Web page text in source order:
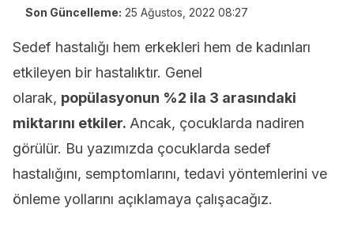
Son Güncelleme: 25 Ağustos, 2022 08:27
Sedef hastalığı hem erkekleri hem de kadınları
etkileyen bir hastalıktır. Genel
olarak, popülasyonun %2 ila 3 arasındaki
miktarını etkiler. Ancak, çocuklarda nadiren
görülür. Bu yazımızda çocuklarda sedef
hastalığını, semptomlarını, tedavi yöntemlerini ve
önleme yollarını açıklamaya çalışacağız.